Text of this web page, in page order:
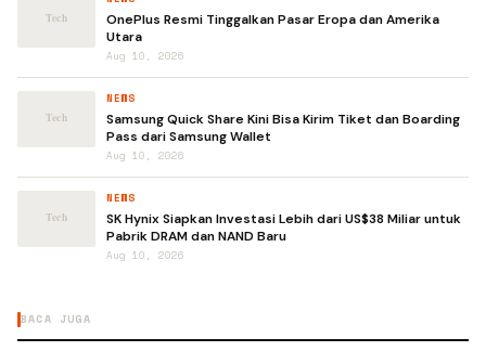
OnePlus Resmi Tinggalkan Pasar Eropa dan Amerika
Utara
Aug 10, 2026
NEWS
Samsung Quick Share Kini Bisa Kirim Tiket dan Boarding
Pass dari Samsung Wallet
Aug 10, 2026
NEWS
SK Hynix Siapkan Investasi Lebih dari US$38 Miliar untuk
Pabrik DRAM dan NAND Baru
Aug 10, 2026
BACA JUGA